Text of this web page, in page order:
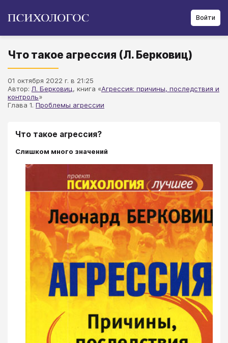
Войти
Что такое агрессия (Л. Берковиц)
01 октября 2022 г. в 21:25
Автор: Л. Берковиц, книга «Агрессия: причины, последствия и
контроль»
Глава 1. Проблемы агрессии
Что такое агрессия?
Слишком много значений